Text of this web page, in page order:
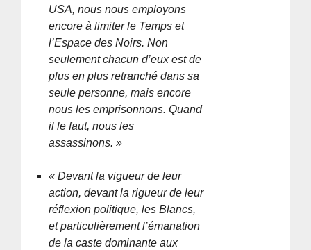
USA, nous nous employons
encore à limiter le Temps et
l’Espace des Noirs. Non
seulement chacun d’eux est de
plus en plus retranché dans sa
seule personne, mais encore
nous les emprisonnons. Quand
il le faut, nous les
assassinons. »
« Devant la vigueur de leur
action, devant la rigueur de leur
réflexion politique, les Blancs,
et particulièrement l’émanation
de la caste dominante aux